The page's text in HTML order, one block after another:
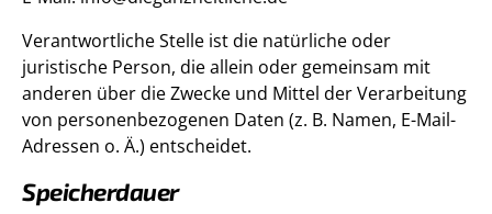
Verantwortliche Stelle ist die natürliche oder
juristische Person, die allein oder gemeinsam mit
anderen über die Zwecke und Mittel der Verarbeitung
von personenbezogenen Daten (z. B. Namen, E-Mail-
Adressen o. Ä.) entscheidet.
Speicherdauer